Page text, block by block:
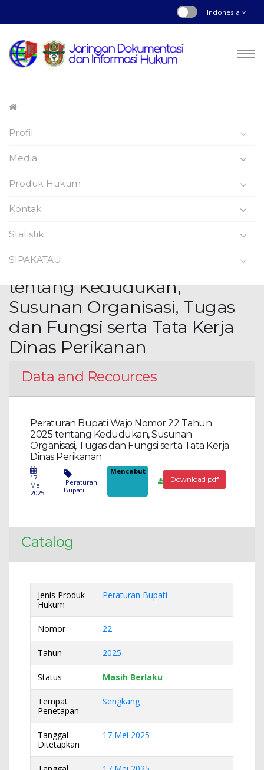
Indonesia
Profil
Media
Produk Hukum
Kontak
Statistik
SIPAKATAU
Nomor : 22 | Tahun 2025
Nomor 22 Tahun 2025
tentang Kedudukan,
Susunan Organisasi, Tugas
dan Fungsi serta Tata Kerja
Dinas Perikanan
Data and Recources
Peraturan Bupati Wajo Nomor 22 Tahun
2025 tentang Kedudukan, Susunan
Organisasi, Tugas dan Fungsi serta Tata Kerja
Dinas Perikanan
Download pdf
17
Mei
2025
Peraturan
Bupati
Mencabut
Catalog
Jenis Produk
Hukum
Peraturan Bupati
Nomor 22
Tahun 2025
Status Masih Berlaku
Tempat
Penetapan
Sengkang
Tanggal
Ditetapkan
17 Mei 2025